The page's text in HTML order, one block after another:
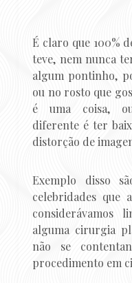
É claro que 100%
teve, nem nunca
algum pontinho,
ou no rosto que
é uma coisa,
diferente é ter
distorção de
Exemplo disso
celebridades que
considerávamos
alguma cirurgia
não se
procedimento em